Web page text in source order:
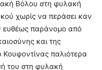
Βόλου στη φυλακή
χωρίς να περάσει καν
ευθέως παράνομο από
και της
παλιότερα
του στη φυλακή